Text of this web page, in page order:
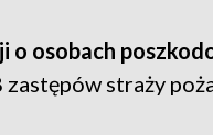
o osobach
zastępów straży